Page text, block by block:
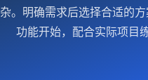
杂。明确需求后选择合适的
功能开始，配合实际项目